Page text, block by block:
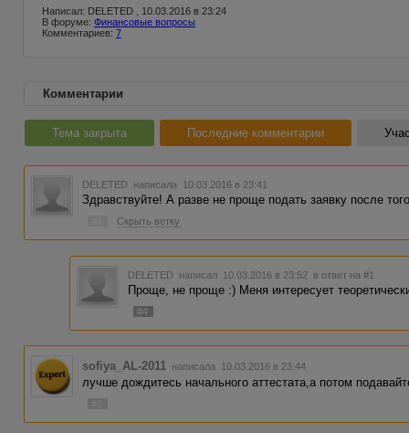
Написал: DELETED , 10.03.2016 в 23:24
В форуме: Финансовые вопросы
Комментариев: 7
Комментарии
Тема закрыта Последние комментарии
DELETED написала 10.03.2016 в 23:41
Здравствуйте! А разве не проще подать заявку после
Скрыть ветку
DELETED написал 10.03.2016 в 23:52 в ответ на #1
Проще, не проще :) Меня интересует
#4
sofiya_AL-2011 написала 10.03.2016 в 23:44
лучше дождитесь начального аттестата,а потом